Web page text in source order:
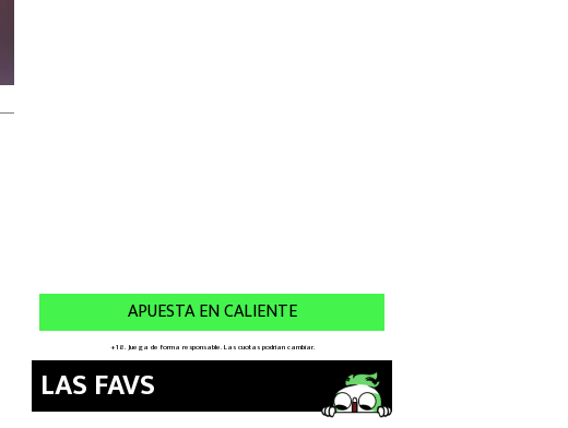
LAS FAVS